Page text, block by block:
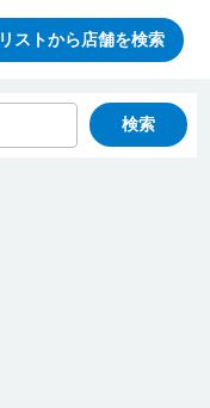
リストから店舗を検索
検索